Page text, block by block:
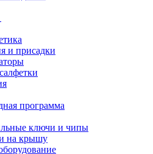
и присадки
программа
ключи и чипы
на крышу